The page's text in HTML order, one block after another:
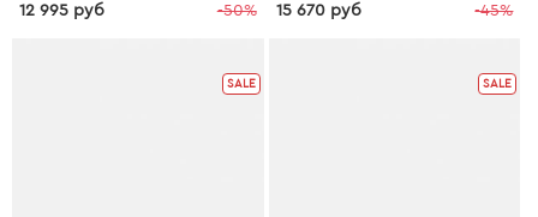
-50%
12 995 руб -45%
15 670 руб
SALE SALE